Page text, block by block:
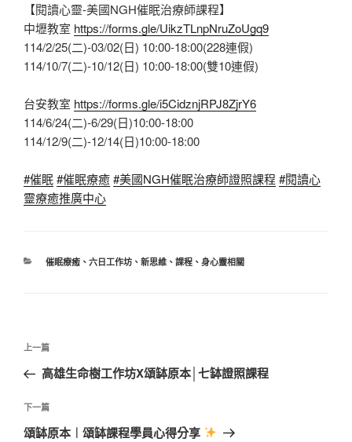
【閱讀心靈-美國NGH催眠治療師課程】
中壢教室 https://forms.gle/UikzTLnpNruZoUgq9
114/2/25(二)-03/02(日) 10:00-18:00(228連假)
114/10/7(二)-10/12(日) 10:00-18:00(雙10連假)
台安教室 https://forms.gle/i5CidznjRPJ8ZjrY6
114/6/24(二)-6/29(日)10:00-18:00
114/12/9(二)-12/14(日)10:00-18:00
#催眠#催眠療癒#美國NGH催眠治療師證照課程 #閱讀心
靈療癒推廣中心
分
催眠療癒、 六日工作坊、 新思維、 課程、 身心靈相關
文
導
覽
上
一
文
章
上一篇
高雄生命樹工作坊X頌缽原本│七缽證照課程
下
一
下一篇
頌缽原本︱頌缽課程學員心得分享